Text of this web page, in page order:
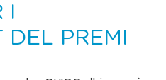
I
DEL PREMI